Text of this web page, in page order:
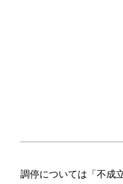
調停については「不成